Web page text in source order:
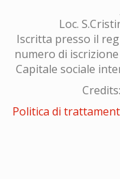
Loc.
Iscritta presso il
numero di
Capitale sociale
Credits:
Politica di